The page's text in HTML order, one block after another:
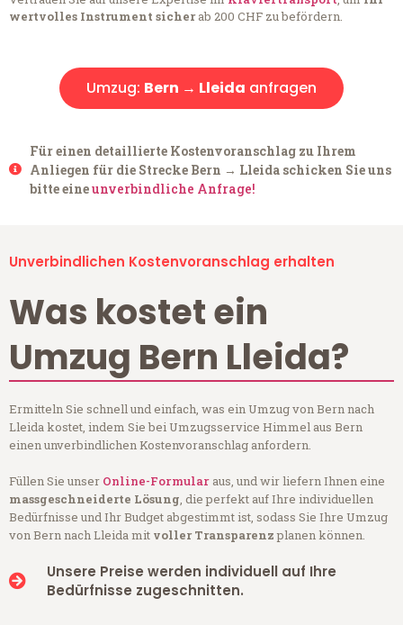
wertvolles Instrument sicherab 200 CHF zu befördern.
Umzug: Bern → Lleida anfragen
Für einen detaillierte Kostenvoranschlag zu Ihrem
Anliegen für die Strecke Bern → Lleida schicken Sie uns
bitte eineunverbindliche Anfrage!
Unverbindlichen Kostenvoranschlag erhalten
Was kostet ein
Umzug Bern Lleida?
Ermitteln Sie schnell und einfach, was ein Umzug von Bern nach
Lleida kostet, indem Sie bei Umzugsservice Himmel aus Bern
einen unverbindlichen Kostenvoranschlag anfordern.
Füllen Sie unser Online-Formular aus, und wir liefern Ihnen eine
massgeschneiderte Lösung, die perfekt auf Ihre individuellen
Bedürfnisse und Ihr Budget abgestimmt ist, sodass Sie Ihre Umzug
von Bern nach Lleida mit voller Transparenzplanen können.
Unsere Preise werden individuell auf Ihre
Bedürfnisse zugeschnitten.